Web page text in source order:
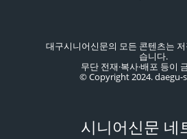
대구시니어신문의 모든 콘텐츠는
습니다.
무단 전재·복사·배포 등이
© Copyright 2024. daegu-
시니어신문 네